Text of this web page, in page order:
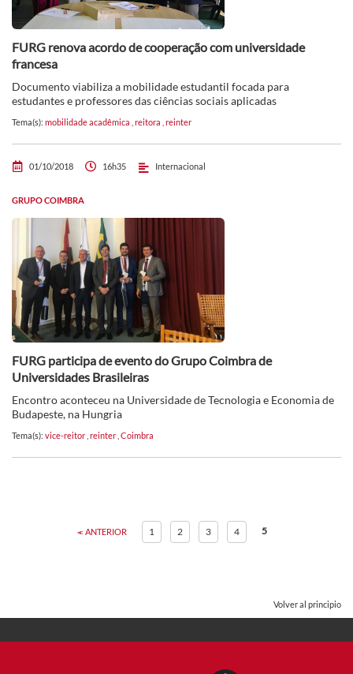
FURG renova acordo de cooperação com universidade
francesa
Documento viabiliza a mobilidade estudantil focada para
estudantes e professores das ciências sociais aplicadas
Tema(s): mobilidade acadêmica reitora reinter
01/10/2018 16h35 Internacional
GRUPO COIMBRA
FURG participa de evento do Grupo Coimbra de
Universidades Brasileiras
Encontro aconteceu na Universidade de Tecnologia e Economia de
Budapeste, na Hungria
Tema(s): vice-reitor reinter Coimbra
ANTERIOR 1 2 3 4 5
Volver al principio